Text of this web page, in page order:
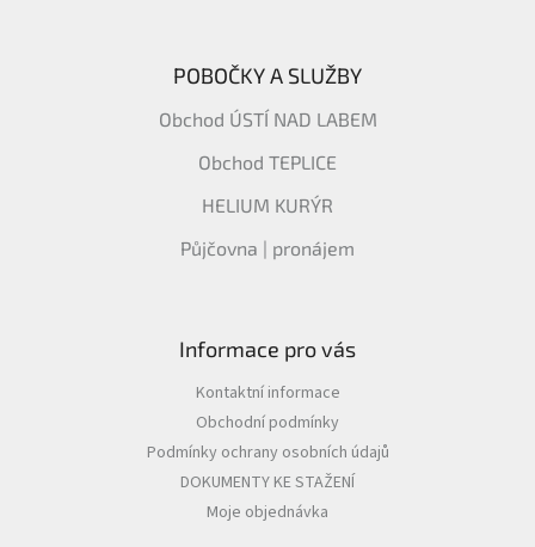
POBOČKY A SLUŽBY
Obchod ÚSTÍ NAD LABEM
Obchod TEPLICE
HELIUM KURÝR
Půjčovna | pronájem
Informace pro vás
Kontaktní informace
Obchodní podmínky
Podmínky ochrany osobních údajů
DOKUMENTY KE STAŽENÍ
Moje objednávka